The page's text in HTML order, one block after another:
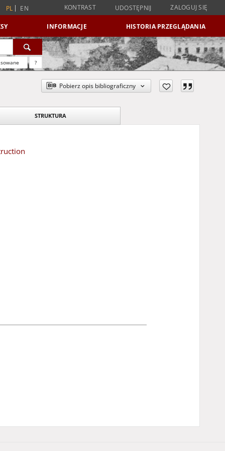
PL EN KONTRAST UDOSTĘPNIJ ZALOGUJ SIĘ
INFORMACJE HISTORIA PRZEGLĄDANIA
?
Pobierz opis bibliograficzny
STRUKTURA